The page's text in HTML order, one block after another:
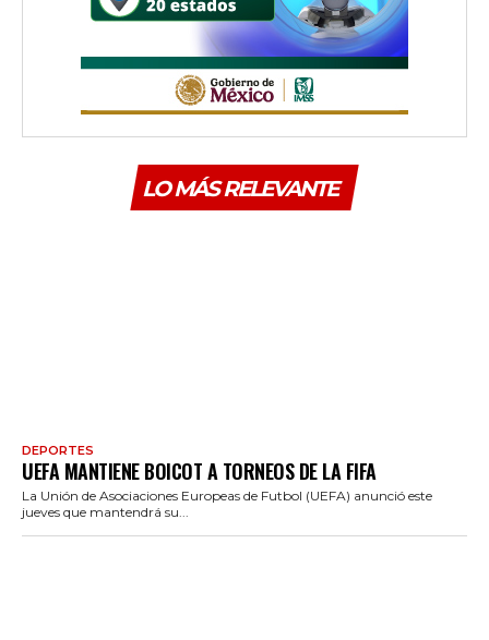
LO MÁS RELEVANTE
DEPORTES
UEFA MANTIENE BOICOT A TORNEOS DE LA FIFA
La Unión de Asociaciones Europeas de Futbol (UEFA) anunció este
jueves que mantendrá su...